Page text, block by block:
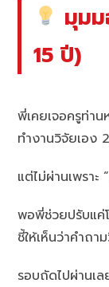
มุม
15 ปี)
พี่เคยเจอครูท่า
ทำงานวิจัยเอง
แต่ไม่ผ่านเพรา
พอพี่ช่วยปรับแค่
ชี้ให้เห็นว่าคำถ
รอบถัดไปผ่านเ